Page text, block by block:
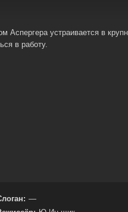
Аспергера устраивается в
в работу.
—